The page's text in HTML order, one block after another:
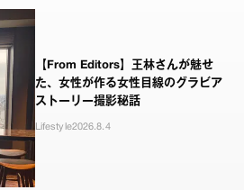
【From Editors】王林さんが魅せ
た、女性が作る女性目線のグラビア
ストーリー撮影秘話
Lifestyle2026.8.4